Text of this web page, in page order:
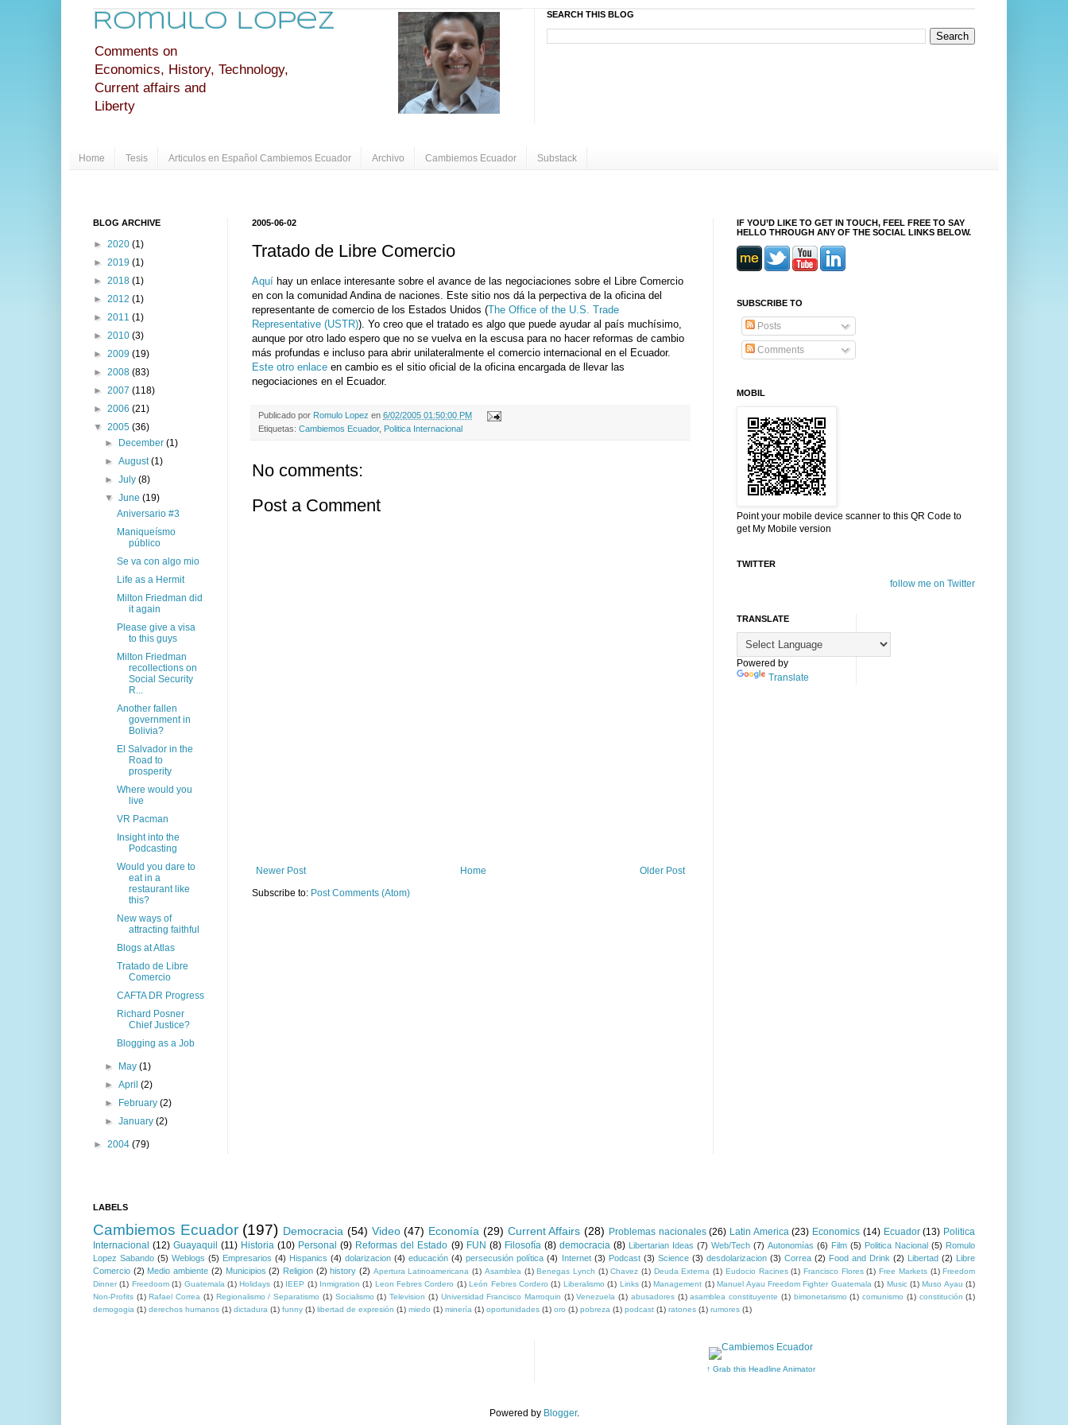
Romulo Lopez
Comments on
Economics, History, Technology,
Current affairs and
Liberty
SEARCH THIS BLOG
Home Tesis Articulos en Español Cambiemos Ecuador Archivo Cambiemos Ecuador Substack
2005-06-02
Tratado de Libre Comercio
Aquí hay un enlace interesante sobre el avance de las negociaciones sobre el Libre Comercio
en con la comunidad Andina de naciones. Este sitio nos dá la perpectiva de la oficina del
representante de comercio de los Estados Unidos (The Office of the U.S. Trade
Representative (USTR)). Yo creo que el tratado es algo que puede ayudar al país muchísimo,
aunque por otro lado espero que no se vuelva en la escusa para no hacer reformas de cambio
más profundas e incluso para abrir unilateralmente el comercio internacional en el Ecuador.
Este otro enlace en cambio es el sitio oficial de la oficina encargada de llevar las
negociaciones en el Ecuador.
Publicado por Romulo Lopez en 6/02/2005 01:50:00 PM
Etiquetas: Cambiemos Ecuador, Politica Internacional
No comments:
Post a Comment
Newer Post Older Post
Home
Subscribe to: Post Comments (Atom)
BLOG ARCHIVE
► 2020 (1)
► 2019 (1)
► 2018 (1)
► 2012 (1)
► 2011 (1)
► 2010 (3)
► 2009 (19)
► 2008 (83)
► 2007 (118)
► 2006 (21)
▼ 2005 (36)
►
December(1)
►August(1)
►July(8)
▼June(19)
Aniversario #3
Maniqueísmo
público
Se va con algo mio
Life as a Hermit
Milton Friedman did
it again
Please give a visa
to this guys
Milton Friedman
recollections on
Social Security
R...
Another fallen
government in
Bolivia?
El Salvador in the
Road to
prosperity
Where would you
live
VR Pacman
Insight into the
Podcasting
Would you dare to
eat in a
restaurant like
this?
New ways of
attracting faithful
Blogs at Atlas
Tratado de Libre
Comercio
CAFTA DR Progress
Richard Posner
Chief Justice?
Blogging as a Job
► May(1)
►April(2)
►
February(2)
►January(2)
► 2004 (79)
IF YOU’D LIKE TO GET IN TOUCH, FEEL FREE TO SAY
HELLO THROUGH ANY OF THE SOCIAL LINKS BELOW.
SUBSCRIBE TO
Posts
Comments
MOBIL
Point your mobile device scanner to this QR Code to
get My Mobile version
TWITTER
follow me on Twitter
TRANSLATE
Powered by
Translate
LABELS
Cambiemos Ecuador (197) Democracia (54) Video (47) Economía (29) Current Affairs (28) Problemas nacionales (26) Latin America (23) Economics (14) Ecuador (13) Politica
Internacional (12) Guayaquil (11) Historia (10) Personal (9) Reformas del Estado (9) FUN (8) Filosofía (8) democracia (8) Libertarian Ideas (7) Web/Tech (7) Autonomías (6) Film (5) Politica Nacional (5) Romulo
Lopez Sabando (5) Weblogs (5) Empresarios (4) Hispanics (4) dolarizacion (4) educación (4) persecusión política (4) Internet (3) Podcast (3) Science (3) desdolarizacion (3) Correa (2) Food and Drink (2) Libertad (2)
Libre
Comercio (2) Medio ambiente (2) Municipios (2) Religion (2) history (2) Apertura Latinoamericana (1) Asamblea (1) Benegas Lynch (1) Chavez (1) Deuda Externa (1) Eudocio Racines (1) Francisco Flores (1) Free Markets (1) Freedom
Dinner (1) Freedoom (1) Guatemala (1) Holidays (1) IEEP (1) Inmigration (1) Leon Febres Cordero (1) León Febres Cordero (1) Liberalismo (1) Links (1) Management (1) Manuel Ayau Freedom Fighter Guatemala (1) Music (1) Muso Ayau (1)
Non-Profits (1) Rafael Correa (1) Regionalismo / Separatismo (1) Socialismo (1) Television (1) Universidad Francisco Marroquin (1) Venezuela (1) abusadores (1) asamblea constituyente (1) bimonetarismo (1) comunismo (1) constitución (1)
demogogia (1) derechos humanos (1) dictadura (1) funny (1) libertad de expresión (1) miedo (1) minería (1) oportunidades (1) oro (1) pobreza (1) podcast (1) ratones (1) rumores (1)
↑ Grab this Headline Animator
Powered by Blogger.